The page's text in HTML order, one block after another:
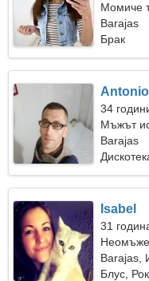
Момиче
Barajas
Брак
Antonio
34
Мъжът
Barajas
Isabel
31
Barajas,
Блус,